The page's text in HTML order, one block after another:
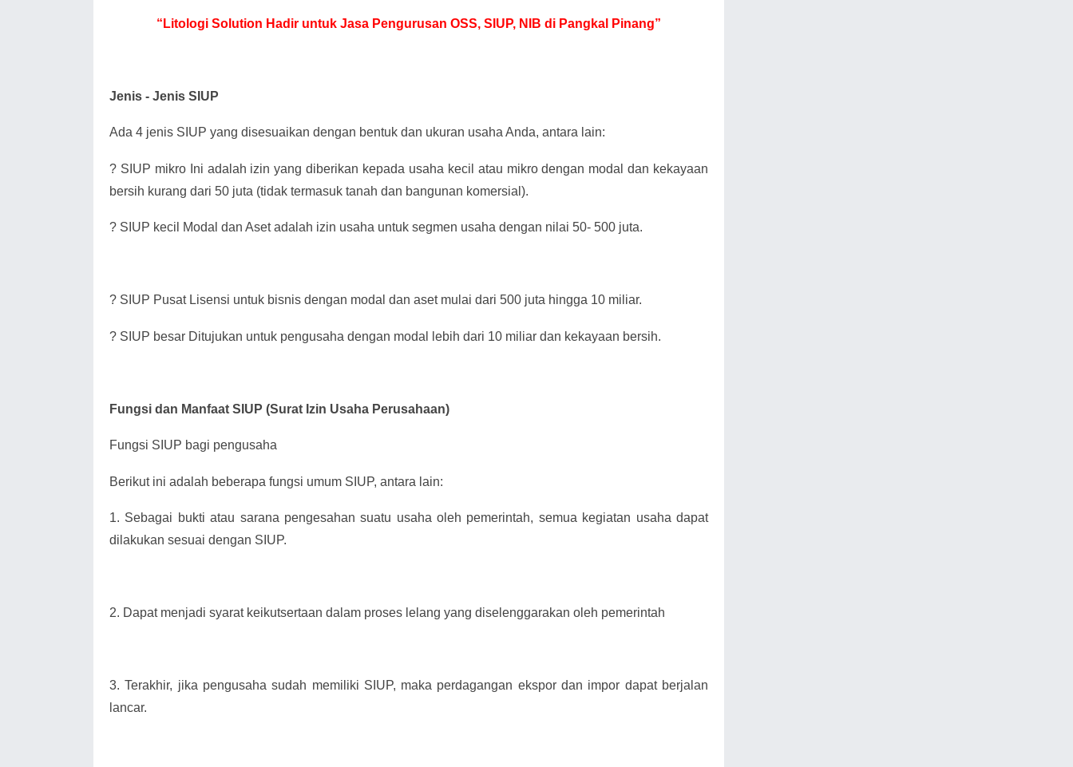
“Litologi Solution Hadir untuk Jasa Pengurusan OSS, SIUP, NIB di Pangkal Pinang”
Jenis - Jenis SIUP
Ada 4 jenis SIUP yang disesuaikan dengan bentuk dan ukuran usaha Anda, antara lain:
? SIUP mikro Ini adalah izin yang diberikan kepada usaha kecil atau mikro dengan modal dan kekayaan
bersih kurang dari 50 juta (tidak termasuk tanah dan bangunan komersial).
? SIUP kecil Modal dan Aset adalah izin usaha untuk segmen usaha dengan nilai 50- 500 juta.
? SIUP Pusat Lisensi untuk bisnis dengan modal dan aset mulai dari 500 juta hingga 10 miliar.
? SIUP besar Ditujukan untuk pengusaha dengan modal lebih dari 10 miliar dan kekayaan bersih.
Fungsi dan Manfaat SIUP (Surat Izin Usaha Perusahaan)
Fungsi SIUP bagi pengusaha
Berikut ini adalah beberapa fungsi umum SIUP, antara lain:
1. Sebagai bukti atau sarana pengesahan suatu usaha oleh pemerintah, semua kegiatan usaha dapat
dilakukan sesuai dengan SIUP.
2. Dapat menjadi syarat keikutsertaan dalam proses lelang yang diselenggarakan oleh pemerintah
3. Terakhir, jika pengusaha sudah memiliki SIUP, maka perdagangan ekspor dan impor dapat berjalan
lancar.